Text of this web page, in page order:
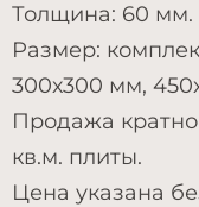
Толщина: 60 мм.
Размер:
300х300 мм,
Продажа
кв.м. плиты.
Цена указана